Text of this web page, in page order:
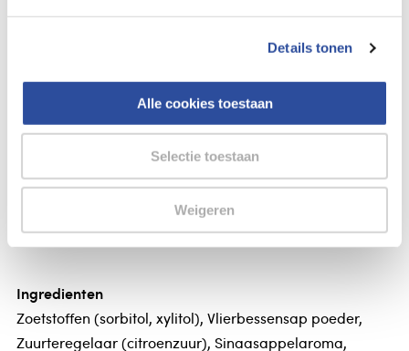
Details tonen
Alle cookies toestaan
Selectie toestaan
Weigeren
Lucovitaal Vitamine D3 25mcg
Met bosvruchtensmaak
Vitamine D3 (cholecalciferol) 25 mcg - 500% RI*
*RI = Referentie Inname
Ingredienten
Zoetstoffen (sorbitol, xylitol), Vlierbessensap poeder,
Zuurteregelaar (citroenzuur), Sinaasappelaroma,